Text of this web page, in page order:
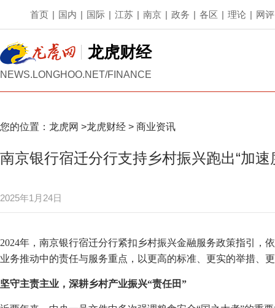
首页 | 国内 | 国际 | 江苏 | 南京 | 政务 | 各区 | 理论 | 网评
龙虎财经
NEWS.LONGHOO.NET/FINANCE
您的位置： 龙虎网 >龙虎财经 > 商业资讯
南京银行宿迁分行支持乡村振兴跑出“加速
2025年1月24日
2024年，南京银行宿迁分行紧扣乡村振兴金融服务政策指引，
业务推动中的责任与服务重点，以更高的标准、更实的举措、
坚守主责主业，深耕乡村产业振兴“责任田”